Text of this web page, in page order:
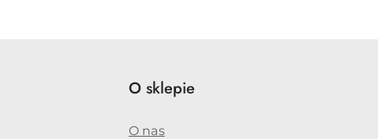
O sklepie
O nas